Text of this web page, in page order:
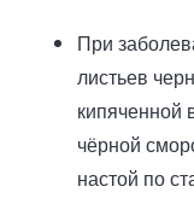
При
листьев
кипяченной
чёрной
настой по